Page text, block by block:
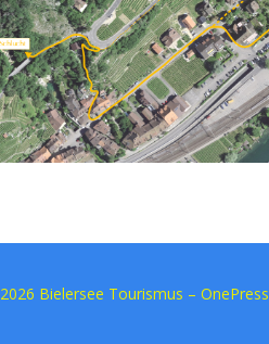
Bielersee Tourismus – OnePress